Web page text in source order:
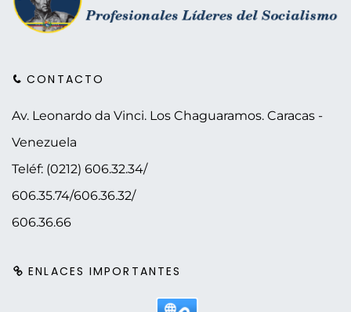
CONTACTO
Av. Leonardo da Vinci. Los Chaguaramos. Caracas -
Venezuela
Teléf: (0212) 606.32.34/
606.35.74/606.36.32/
606.36.66
ENLACES IMPORTANTES